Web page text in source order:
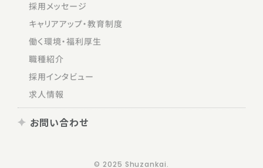
採用メッセージ
キャリアアップ・教育制度
働く環境・福利厚生
職種紹介
採用インタビュー
求人情報
お問い合わせ
© 2025 Shuzankai.